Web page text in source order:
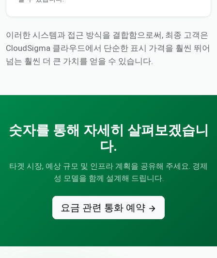
이러한 시스템과 접근 방식을 결합함으로써, 최종 고객은
CloudSigma 클라우드에서 단순한 표시 가격을 훨씬 뛰어
넘는 훨씬 더 큰 가치를 얻을 수 있습니다.
숫자를 통해 자세히 살펴보겠습니
다.
타겟 시장, 예상 규모 및 인프라 계획을 공유해 주세요. 경제
성 모델을 함께 설계해 드립니다.
요금 관련 통화 예약